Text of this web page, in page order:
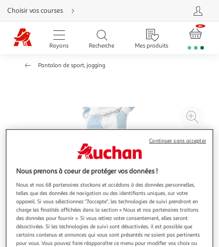
Aller
directement
au
contenu
Aller
directement
Aller
besoin
Choisir vos courses
Rayons Recherche Mes produits
Pantalon de sport, jogging
à
Illustration
précédente
Illustration
suivante
Nous prenons à coeur de protéger vos données !
Nous et nos 68 partenaires stockons et accédons à des données personnelles,
telles que des données de navigation ou des identifiants uniques, sur votre
appareil. Si vous sélectionnez "J'accepte", les technologies de suivi prendront en
charge les finalités affichées dans la section « Nous et nos partenaires traitons
des données pour fournir ». Si vous retirez votre consentement, elles seront
désactivées. Si les technologies de suivi sont désactivées, il est possible que
certains contenus et annonces qui vous sont présentés ne soient pas pertinents
pour vous. Vous pouvez faire réapparaître ce menu pour modifier vos choix ou
Continuer sans accepter